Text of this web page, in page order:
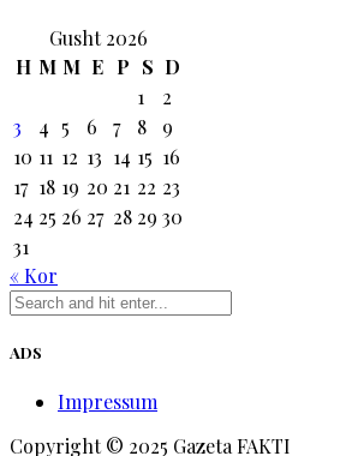
Gusht 2026
H M M E P S D
1
2
3
4 5 6 7 8
9
10 11 12 13 14 15 16
17 18 19 20 21 22 23
24 25 26 27 28 29 30
31
« Kor
ADS
Impressum
Copyright © 2025 Gazeta FAKTI